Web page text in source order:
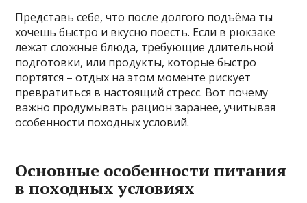
Представь себе, что после долгого подъёма ты
хочешь быстро и вкусно поесть. Если в рюкзаке
лежат сложные блюда, требующие длительной
подготовки, или продукты, которые быстро
портятся – отдых на этом моменте рискует
превратиться в настоящий стресс. Вот почему
важно продумывать рацион заранее, учитывая
особенности походных условий.
Основные особенности питания
в походных условиях